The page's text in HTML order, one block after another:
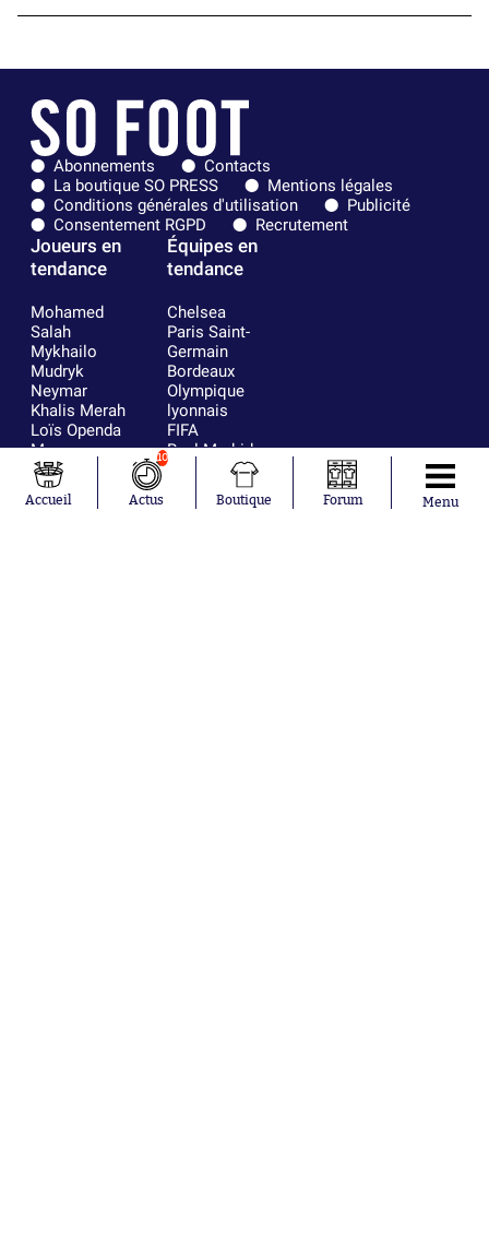
Abonnements
Contacts
La boutique SO PRESS
Mentions légales
Conditions générales d'utilisation
Publicité
Consentement RGPD
Recrutement
Joueurs en
tendance
Mohamed
Salah
Mykhailo
Mudryk
Neymar
Khalis Merah
Loïs Openda
Moussa
Niakhaté
Nicolás
Tagliafico
Équipes en
tendance
Chelsea
Paris Saint-
Germain
Bordeaux
Olympique
lyonnais
FIFA
Real Madrid
RC Strasbourg
France
Accueil
10
Actus Boutique Forum Menu